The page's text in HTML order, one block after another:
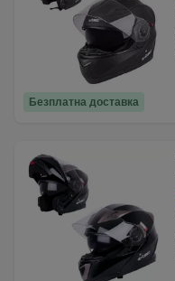
Безплатна доставка